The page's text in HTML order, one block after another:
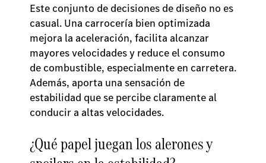
Este conjunto de decisiones de diseño no es
casual. Una carrocería bien optimizada
mejora la aceleración, facilita alcanzar
mayores velocidades y reduce el consumo
de combustible, especialmente en carretera.
Además, aporta una sensación de
estabilidad que se percibe claramente al
conducir a altas velocidades.
¿Qué papel juegan los alerones y